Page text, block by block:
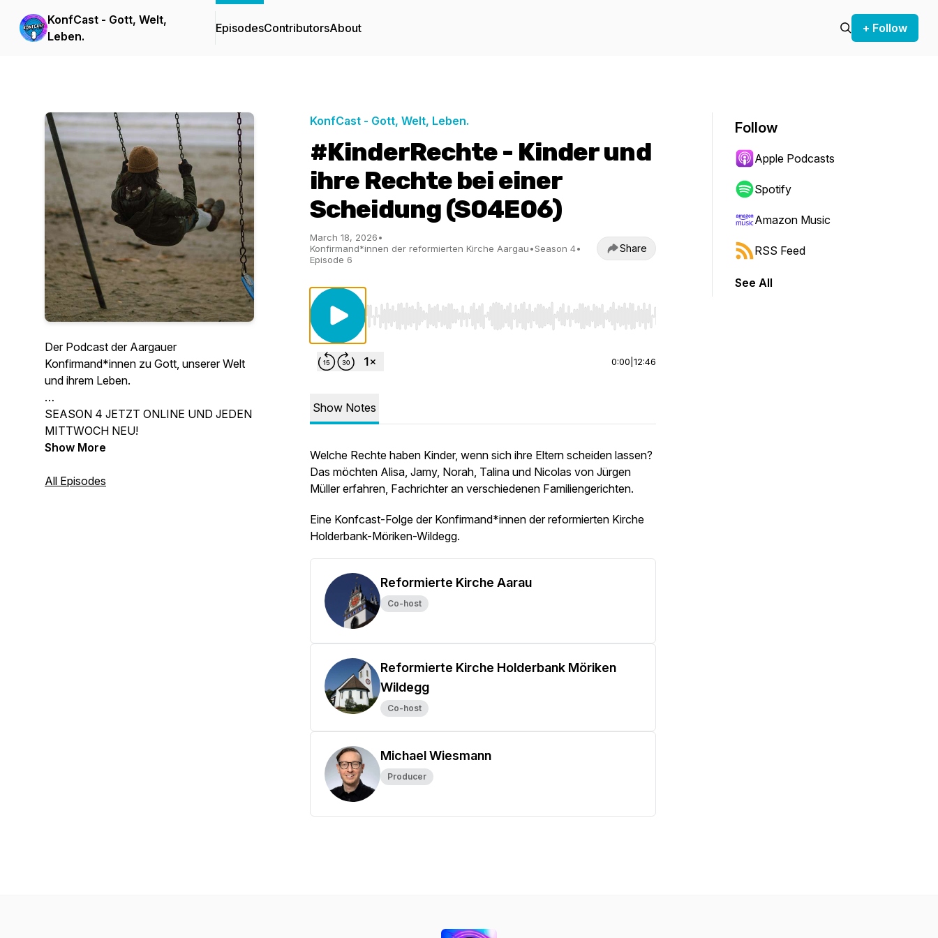
KonfCast - Gott, Welt,
Leben.
EpisodesContributorsAbout + Follow
Der Podcast der Aargauer
Konfirmand*innen zu Gott, unserer Welt
und ihrem Leben.
SEASON 4 JETZT ONLINE UND JEDEN
MITTWOCH NEU!
Show More
All Episodes
KonfCast - Gott, Welt, Leben.
#KinderRechte - Kinder und
ihre Rechte bei einer
Scheidung (S04E06)
March 18, 2026•
Konfirmand*innen der reformierten Kirche Aargau•Season 4•
Episode 6
Share
Use Left/Right to seek, Home/End to jump to start or end. Hold shift to jump forward or backward.
0:00 12:46
Show Notes
Welche Rechte haben Kinder, wenn sich ihre Eltern scheiden lassen?
Das möchten Alisa, Jamy, Norah, Talina und Nicolas von Jürgen
Müller erfahren, Fachrichter an verschiedenen Familiengerichten.
Eine Konfcast-Folge der Konfirmand*innen der reformierten Kirche
Holderbank-Möriken-Wildegg.
Reformierte Kirche Aarau
Co-host
Reformierte Kirche Holderbank Möriken
Wildegg
Co-host
Michael Wiesmann
Producer
Follow
Apple Podcasts
Spotify
Amazon Music
RSS Feed
See All